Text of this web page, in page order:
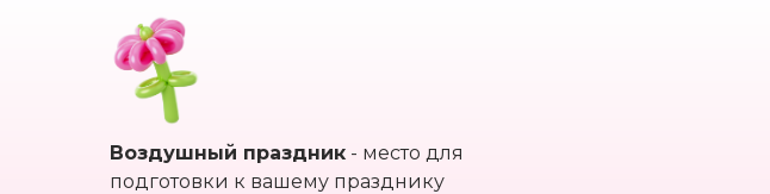
Воздушный праздник - место для
подготовки к вашему празднику